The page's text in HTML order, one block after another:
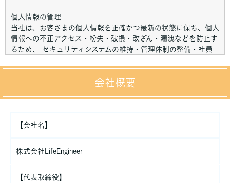
個人情報の管理
当社は、お客さまの個人情報を正確かつ最新の状態に保ち、個人
情報への不正アクセス・紛失・破損・改ざん・漏洩などを防止す
るため、 セキュリティシステムの維持・管理体制の整備・社員
厳重な管理を行ないます。
付に利用いたします。
個人情報の第三者への開示・提供の禁止
当社は、お客さまよりお預かりした個人情報を適切に管理し、次
しません。
会社概要
【会社名】
株式会社LifeEngineer
【代表取締役】